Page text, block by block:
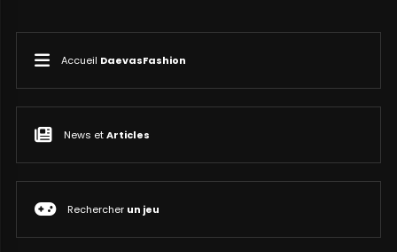
Accueil DaevasFashion
News etArticles
Rechercher un jeu